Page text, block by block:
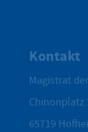
Kontakt
Magistrat
Chinonplatz
65719